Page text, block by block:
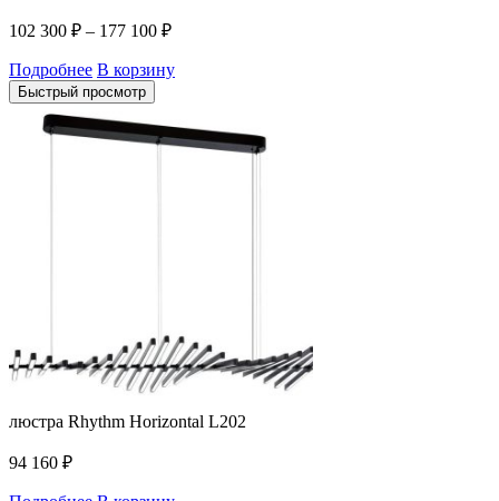
102 300 ₽ – 177 100 ₽
Подробнее В корзину
Быстрый просмотр
люстра Rhythm Horizontal L202
94 160 ₽